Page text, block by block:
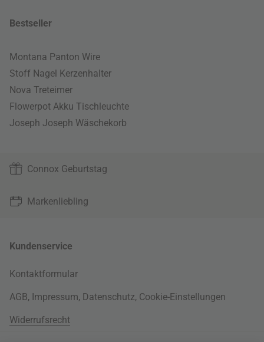
Bestseller
Montana Panton Wire
Stoff Nagel Kerzenhalter
Nova Treteimer
Flowerpot Akku Tischleuchte
Joseph Joseph Wäschekorb
Connox Geburtstag
Markenliebling
Kundenservice
Kontaktformular
AGB, Impressum, Datenschutz, Cookie-Einstellungen
Widerrufsrecht